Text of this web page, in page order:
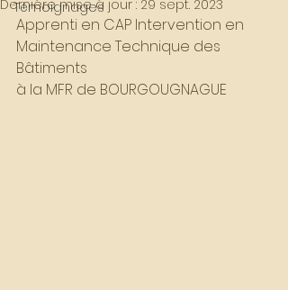
Témoignages
Dernière mise à jour : 29 sept. 2023
Apprenti en CAP Intervention en
Maintenance Technique des
Bâtiments
à la MFR de BOURGOUGNAGUE